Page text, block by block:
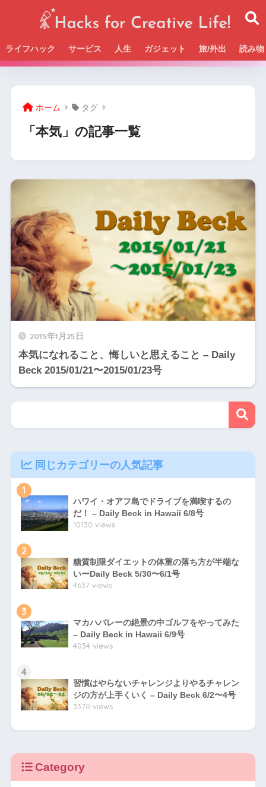
ライフハック サービス 人生 ガジェット 旅/外出 読み物
Beckの活動＆SNSまとめはこちら
ホーム タグ
「本気」の記事一覧
2015年1月25日
本気になれること、悔しいと思えること – Daily
Beck 2015/01/21〜2015/01/23号
同じカテゴリーの人気記事
1
ハワイ・オアフ島でドライブを満喫するの
だ！ – Daily Beck in Hawaii 6/8号
10130 views
2
糖質制限ダイエットの体重の落ち方が半端な
いーDaily Beck 5/30〜6/1号
4637 views
3
マカハバレーの絶景の中ゴルフをやってみた
– Daily Beck in Hawaii 6/9号
4034 views
4
習慣はやらないチャレンジよりやるチャレン
ジの方が上手くいく – Daily Beck 6/2〜4号
3370 views
Category